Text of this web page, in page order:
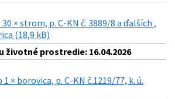
× strom, p. C-KN č. 3889/8 a ďalších ,
(18,9 kB)
životné prostredie: 16.04.2026
× borovica, p. C-KN č.1219/77, k. ú.